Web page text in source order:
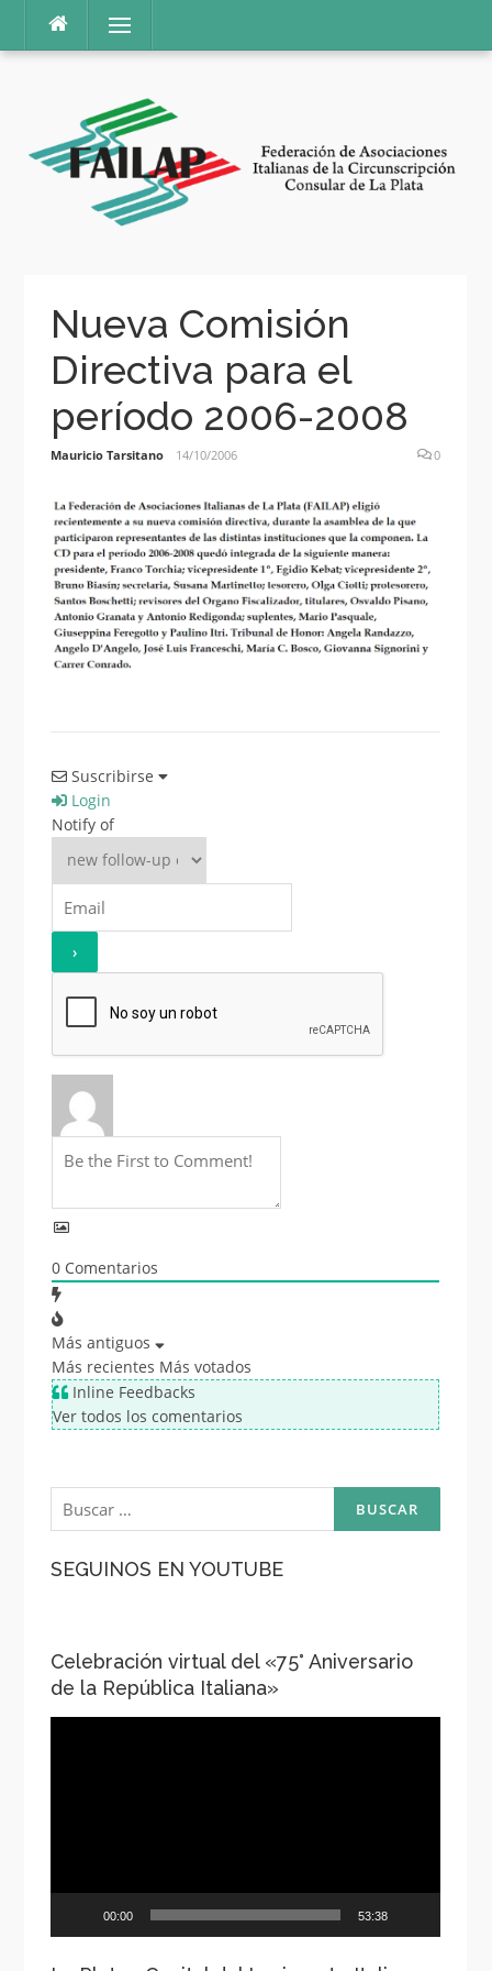
contenido
Menú
Nueva Comisión
Directiva para el
período 2006-2008
Mauricio Tarsitano 14/10/2006 0
Suscribirse
Login
Notify of
0Comentarios
Más antiguos
Más recientes Más votados
Inline Feedbacks
Ver todos los comentarios
Buscar:
SEGUINOS EN YOUTUBE
Celebración virtual del «75° Aniversario
de la República Italiana»
00:00 53:38